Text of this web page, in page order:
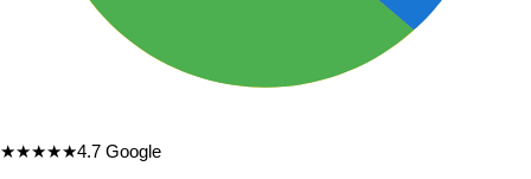
★★★★★4.7 Google